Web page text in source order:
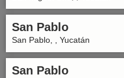
San Pablo
San Pablo, , Yucatán
San Pablo